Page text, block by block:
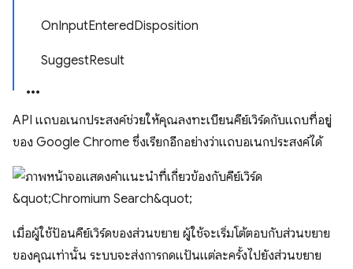
OnInputEnteredDisposition
SuggestResult
API แถบอเนกประสงค์ช่วยให้คุณลงทะเบียนคีย์เวิร์ดกับแถบที่อยู่
ของ Google Chrome ซึ่งเรียกอีกอย่างว่าแถบอเนกประสงค์ได้
เมื่อผู้ใช้ป้อนคีย์เวิร์ดของส่วนขยาย ผู้ใช้จะเริ่มโต้ตอบกับส่วนขยาย
ของคุณเท่านั้น ระบบจะส่งการกดแป้นแต่ละครั้งไปยังส่วนขยาย